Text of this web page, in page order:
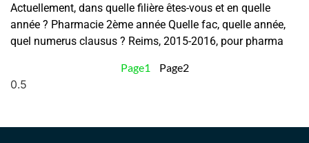
Actuellement, dans quelle filière êtes-vous et en quelle
année ? Pharmacie 2ème année Quelle fac, quelle année,
quel numerus clausus ? Reims, 2015-2016, pour pharma
Page1 Page2